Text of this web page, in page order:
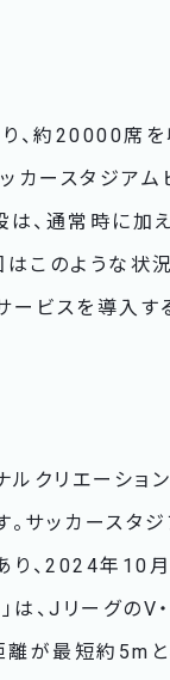
、約20000席を
ースタジアム
、通常時に加
このような状
ビスを導入す
クリエーショ
サッカースタジ
り、2024年10
、JリーグのV
離が最短約5m